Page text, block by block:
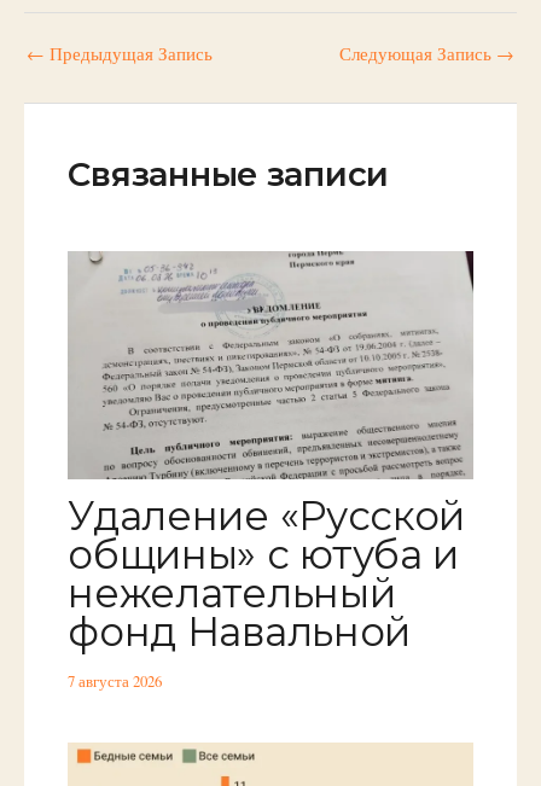
← Предыдущая Запись Следующая Запись →
Связанные записи
Удаление «Русской
общины» с ютуба и
нежелательный
фонд Навальной
7 августа 2026